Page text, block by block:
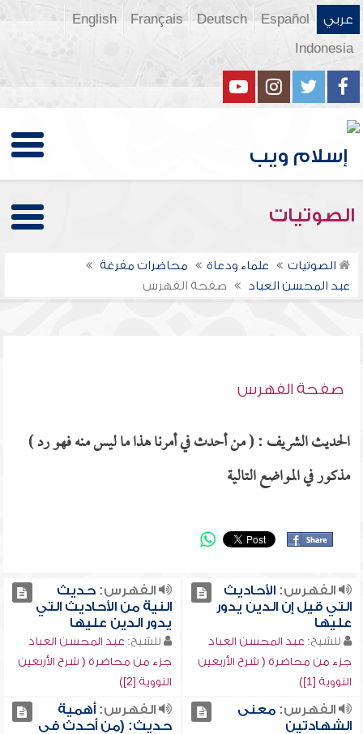
عربي Español
Deutsch
Français
English
Indonesia
الصوتيات
الصوتيات علماء ودعاة
محاضرات مفرغة
عبد المحسن العباد
صفحة الفهرس
صفحة الفهرس
الحديث الشريف : ( من أحدث في أمرنا هذا ما ليس منه فهو رد )
مذكور في المواضع التالية
الفهرس:الأحاديث
التي قيل إن الدين يدور
عليها
للشيخ: عبد المحسن العباد
جزء من محاضرة ( شرح الأربعين
النووية [1])
الفهرس:حديث
النية من الأحاديث التي
يدور الدين عليها
للشيخ: عبد المحسن العباد
جزء من محاضرة ( شرح الأربعين
النووية [2])
الفهرس:معنى
الشهادتين
الفهرس:أهمية
حديث: (من أحدث في